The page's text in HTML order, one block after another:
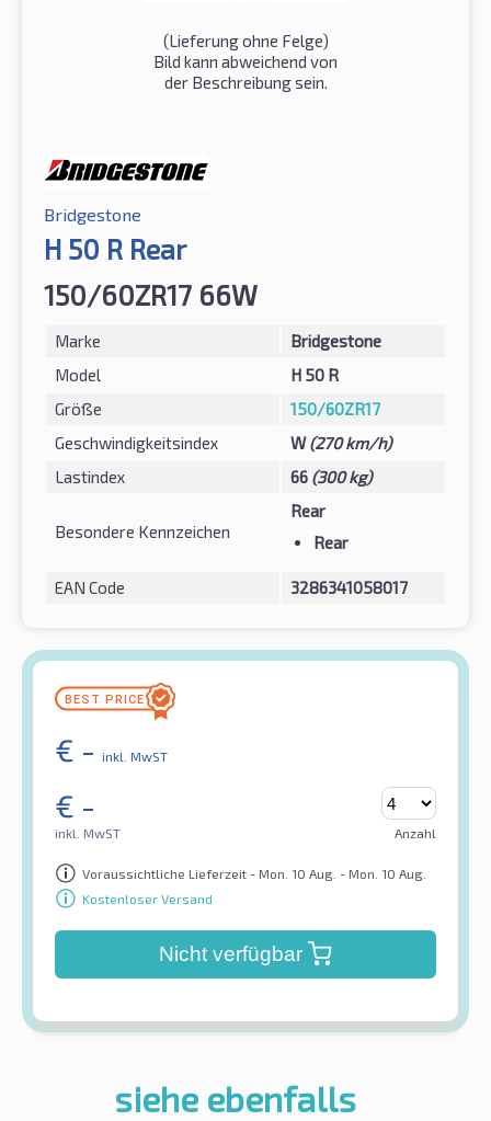
(Lieferung ohne Felge)
Bild kann abweichend von
der Beschreibung sein.
Bridgestone
H 50 R Rear
150/60ZR17 66W
Marke
Bridgestone
Model
H 50 R
Größe
150/60ZR17
Geschwindigkeitsindex
W(270 km/h)
Lastindex
66 (300 kg)
Besondere Kennzeichen
Rear
Rear
EAN Code 3286341058017
€ - inkl. MwST
€ -
inkl. MwST Anzahl
Voraussichtliche Lieferzeit - Mon. 10 Aug. - Mon. 10 Aug.
Kostenloser Versand
Nicht verfügbar
siehe ebenfalls